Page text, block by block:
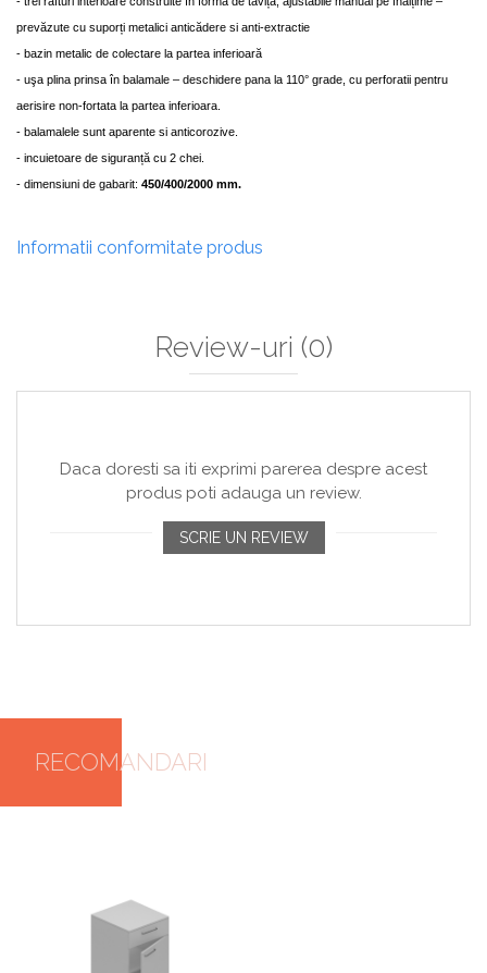
prevăzute cu suporți metalici anticădere si anti-extractie
- bazin metalic de colectare la partea inferioară
- uşa plina prinsa în balamale – deschidere pana la 110° grade, cu perforatii pentru
aerisire non-fortata la partea inferioara.
- balamalele sunt aparente si anticorozive.
- incuietoare de siguranță cu 2 chei.
- dimensiuni de gabarit: 450/400/2000 mm.
Informatii conformitate produs
Review-uri (0)
Daca doresti sa iti exprimi parerea despre acest
produs poti adauga un review.
SCRIE UN REVIEW
RECOMANDARI